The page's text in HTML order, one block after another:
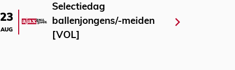
23
AUG
Selectiedag
ballenjongens/-meiden
[VOL]